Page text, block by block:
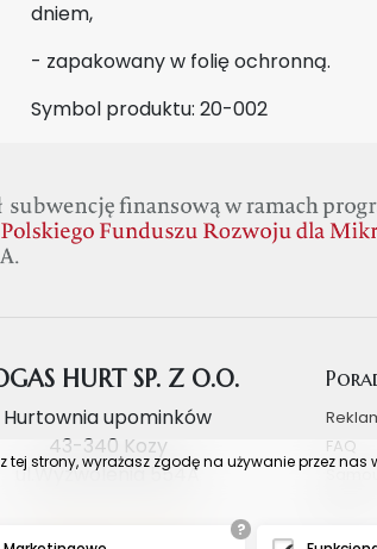
dniem,
- zapakowany w folię ochronną.
Symbol produktu: 20-002
HURT SP. Z O.O.
Hurtownia upominków
43-340 Kozy
ul.Wyzwolenia 554A
FAQ
strony, wyrażasz zgodę na używanie przez
?